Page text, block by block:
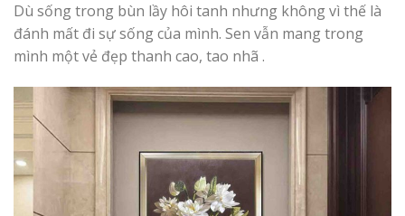
Dù sống trong bùn lầy hôi tanh nhưng không vì thế là
đánh mất đi sự sống của mình. Sen vẫn mang trong
mình một vẻ đẹp thanh cao, tao nhã .